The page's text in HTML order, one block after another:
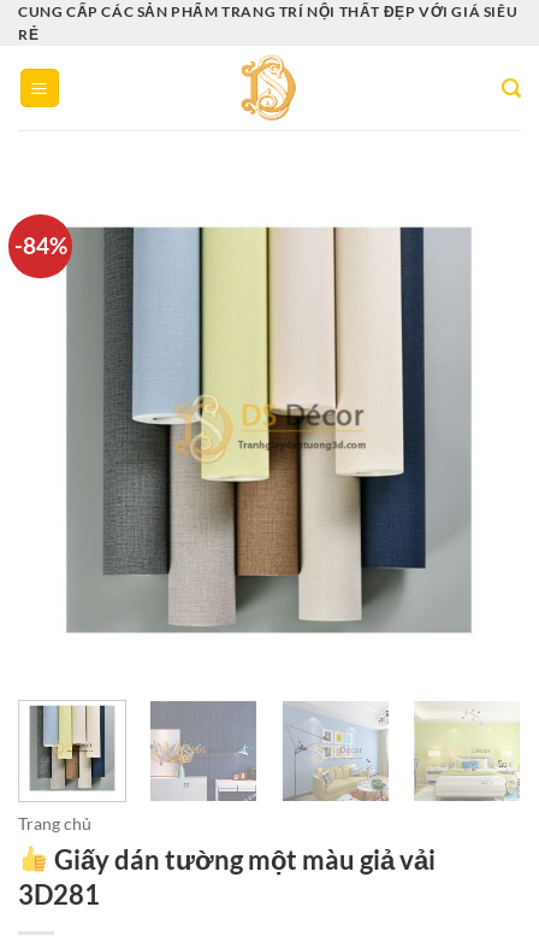
Bỏ
qua
nội
dung
CUNG CẤP CÁC SẢN PHẨM TRANG TRÍ NỘI THẤT ĐẸP VỚI GIÁ SIÊU
RẺ
-84%
Trang chủ
Giấy dán tường một màu giả vải
3D281